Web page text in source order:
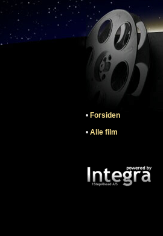
• Forsiden
• Alle film